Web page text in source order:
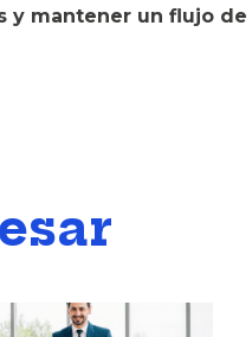
mantener un flujo